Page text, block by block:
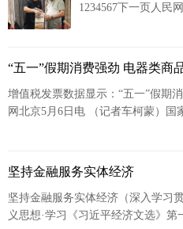
1234567下一页人民
2025中国绍兴柯桥
“五一”假期消费强劲 电器类商
增值税发票数据显示：“五一”假期
网北京5月6日电 （记者车柯蒙）国
坚持金融服务实体经济
坚持金融服务实体经济（深入学习
义思想·学习《习近平经济文选